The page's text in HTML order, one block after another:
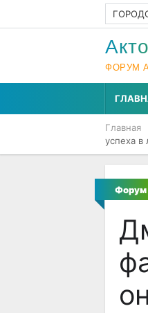
ФОРУМ
Главная
успеха в
Форум